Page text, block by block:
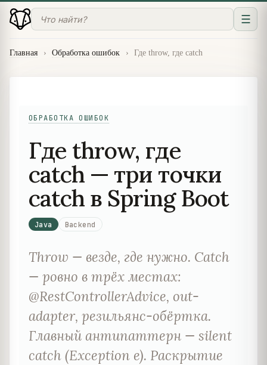
☰
Главная › Обработка ошибок › Где throw, где catch
ОБРАБОТКА ОШИБОК
Где throw, где
catch — три точки
catch в Spring Boot
Java Backend
Throw — везде, где нужно. Catch
— ровно в трёх местах:
@RestControllerAdvice, out-
adapter, резильянс-обёртка.
Главный антипаттерн — silent
catch (Exception e). Раскрытие